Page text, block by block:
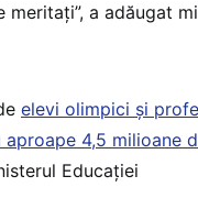
meritați”, a adăugat
elevi olimpici și
4,5 milioane
Educației